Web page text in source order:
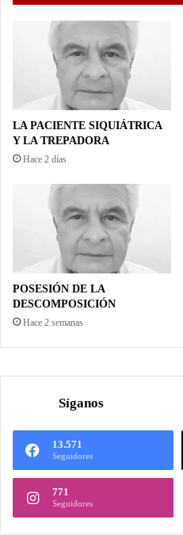
LA PACIENTE SIQUIÁTRICA
Y LA TREPADORA
Hace 2 días
POSESIÓN DE LA
DESCOMPOSICIÓN
Hace 2 semanas
Síganos
13.571
Seguidores
771
Seguidores